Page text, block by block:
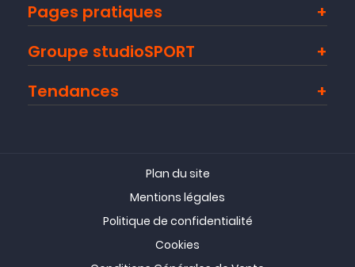
Pages pratiques
Groupe studioSPORT
Tendances
Plan du site
Mentions légales
Politique de confidentialité
Cookies